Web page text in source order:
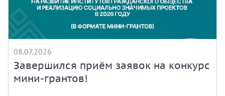
08.07.2026
Завершился приём заявок на конкурс
мини-грантов!